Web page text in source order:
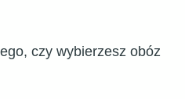
czy wybierzesz obóz